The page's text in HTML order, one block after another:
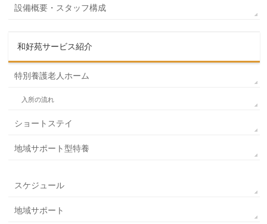
設備概要・スタッフ構成
和好苑サービス紹介
特別養護老人ホーム
入所の流れ
ショートステイ
地域サポート型特養
スケジュール
地域サポート